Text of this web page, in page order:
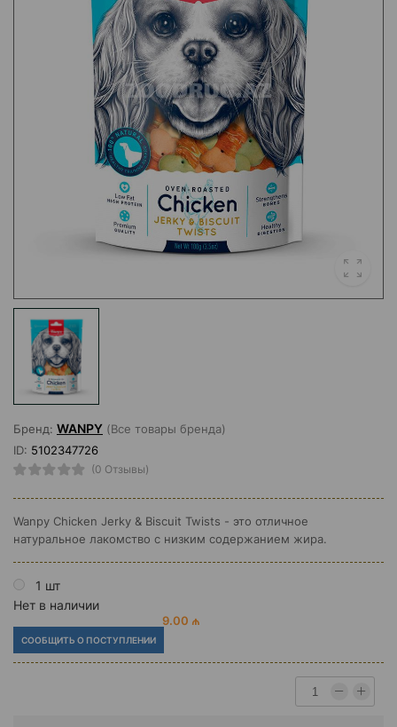
Бренд: WANPY (Все товары бренда)
ID: 5102347726
(0 Отзывы)
Wanpy Chicken Jerky & Biscuit Twists - это отличное
натуральное лакомство с низким содержанием жира.
1 шт
Нет в наличии
9.00 ₼
СООБЩИТЬ О ПОСТУПЛЕНИИ